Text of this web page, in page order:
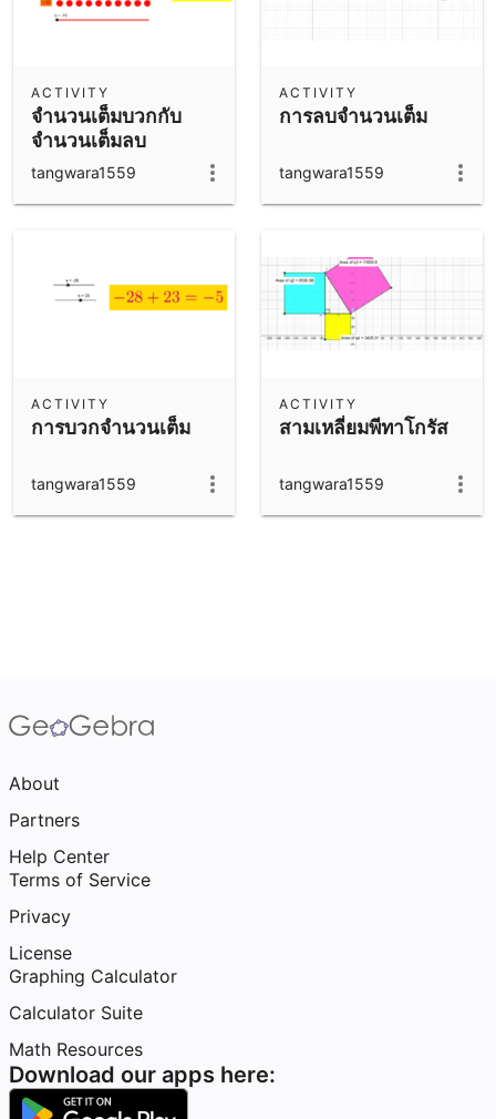
จำนวนเต็มบวกกับ
จำนวนเต็มลบ
ACTIVITY
tangwara1559
การลบจำนวนเต็ม
ACTIVITY
tangwara1559
การบวกจำนวนเต็ม
ACTIVITY
tangwara1559
สามเหลี่ยมพีทาโกรัส
ACTIVITY
tangwara1559
About
Partners
Help Center
Terms of Service
Privacy
License
Graphing Calculator
Calculator Suite
Math Resources
Download our apps here: